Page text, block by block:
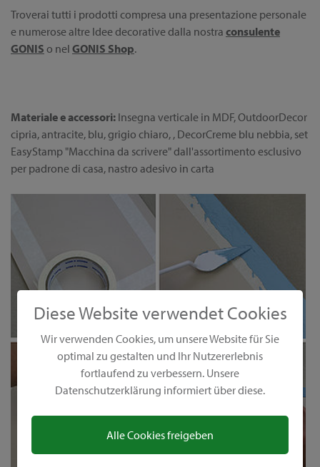
Diese Website verwendet Cookies
Wir verwenden Cookies, um unsere Website für Sie
optimal zu gestalten und Ihr Nutzererlebnis
fortlaufend zu verbessern. Unsere
Datenschutzerklärung informiert über diese.
Alle Cookies freigeben
Troverai tutti i prodotti compresa una presentazione personale
e numerose altre Idee decorative dalla nostra consulente
GONIS o nel GONIS Shop.
Materiale e accessori: Insegna verticale in MDF, OutdoorDecor
cipria, antracite, blu, grigio chiaro, , DecorCreme blu nebbia, set
EasyStamp "Macchina da scrivere" dall'assortimento esclusivo
per padrone di casa, nastro adesivo in carta